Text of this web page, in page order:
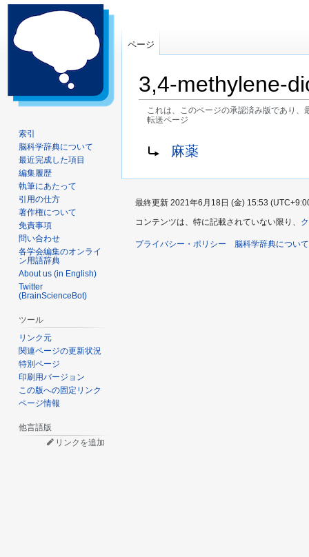
3,4-methylene-
これは、このページの承認済み版であり、
転送ページ
シ
ョ
に
動
転送先: 麻薬
ページ
索引
脳科学辞典について
最近完成した項目
編集履歴
執筆にあたって
引用の仕方
著作権について
免責事項
問い合わせ
各学会編集のオンライ
ン用語辞典
About us (in English)
Twitter
(BrainScienceBot)
ツール
リンク元
関連ページの更新状況
特別ページ
印刷用バージョン
この版への固定リンク
ページ情報
他言語版
リンクを追加
最終更新 2021年6月18日 (金) 15:53
コンテンツは、特に記載されていない限り、
プライバシー・ポリシー 脳科学辞典について